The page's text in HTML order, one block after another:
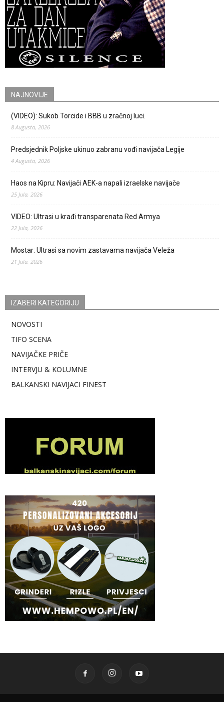
NAJNOVIJE
(VIDEO): Sukob Torcide i BBB u zračnoj luci.
8 Augusta, 2026
Predsjednik Poljske ukinuo zabranu vođi navijača Legije
4 Augusta, 2026
Haos na Kipru: Navijači AEK-a napali izraelske navijače
25 Jula, 2026
VIDEO: Ultrasi u krađi transparenata Red Armya
22 Jula, 2026
Mostar: Ultrasi sa novim zastavama navijača Veleža
21 Jula, 2026
IZABERI KATEGORIJU
NOVOSTI
TIFO SCENA
NAVIJAČKE PRIČE
INTERVJU & KOLUMNE
BALKANSKI NAVIJACI FINEST